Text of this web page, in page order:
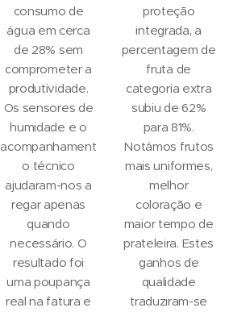
consumo de
água em cerca
de 28% sem
comprometer a
produtividade.
Os sensores de
humidade e o
acompanhament
o técnico
ajudaram-nos a
regar apenas
quando
necessário. O
resultado foi
uma poupança
real na fatura e
proteção
integrada, a
percentagem de
fruta de
categoria extra
subiu de 62%
para 81%.
Notámos frutos
mais uniformes,
melhor
coloração e
maior tempo de
prateleira. Estes
ganhos de
qualidade
traduziram-se